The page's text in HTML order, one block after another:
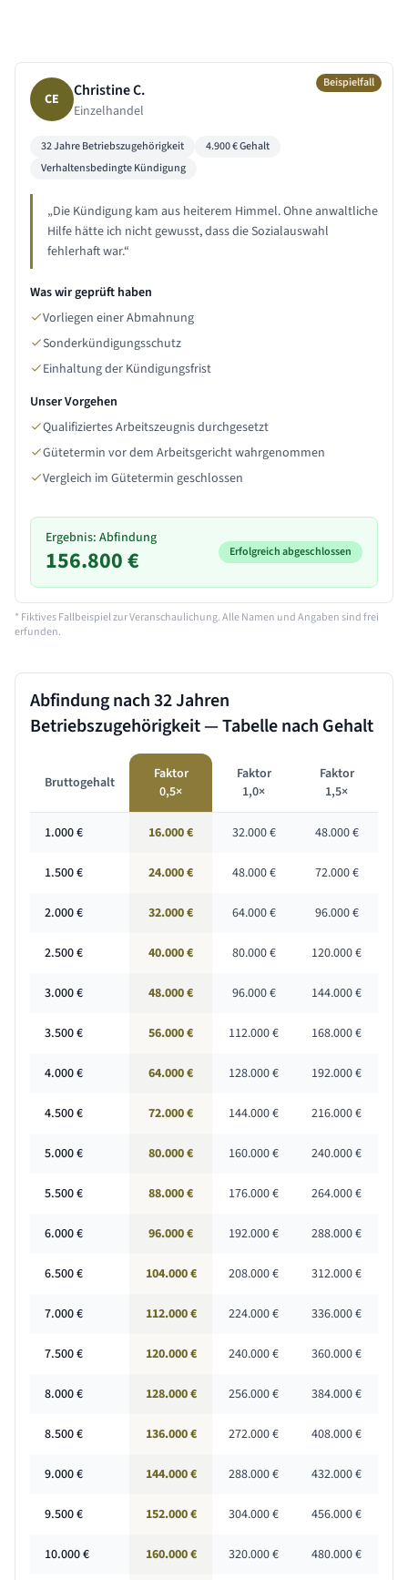
Beispielfall
CE Christine C.
Einzelhandel
32 JahreBetriebszugehörigkeit 4.900€ Gehalt
Verhaltensbedingte Kündigung
„Die Kündigung kam aus heiterem Himmel. Ohne anwaltliche
Hilfe hätte ich nicht gewusst, dass die Sozialauswahl
fehlerhaft war.“
Was wir geprüft haben
Vorliegen einer Abmahnung
Sonderkündigungsschutz
Einhaltung der Kündigungsfrist
Unser Vorgehen
Qualifiziertes Arbeitszeugnis durchgesetzt
Gütetermin vor dem Arbeitsgericht wahrgenommen
Vergleich im Gütetermin geschlossen
Ergebnis: Abfindung
156.800 € Erfolgreich abgeschlossen
* Fiktives Fallbeispiel zur Veranschaulichung. Alle Namen und Angaben sind frei
erfunden.
Abfindung nach32 Jahren
Betriebszugehörigkeit — Tabelle nach Gehalt
Bruttogehalt
Faktor
0,5×
Faktor
1,0×
Faktor
1,5×
1.000€ 16.000 € 32.000 € 48.000 €
1.500€ 24.000 € 48.000 € 72.000 €
2.000€ 32.000 € 64.000 € 96.000 €
2.500€ 40.000 € 80.000 € 120.000 €
3.000€ 48.000 € 96.000 € 144.000 €
3.500€ 56.000 € 112.000 € 168.000 €
4.000€ 64.000 € 128.000 € 192.000 €
4.500€ 72.000 € 144.000 € 216.000 €
5.000€ 80.000 € 160.000 € 240.000 €
5.500€ 88.000 € 176.000 € 264.000 €
6.000€ 96.000 € 192.000 € 288.000 €
6.500€ 104.000 € 208.000 € 312.000 €
7.000€ 112.000 € 224.000 € 336.000 €
7.500€ 120.000 € 240.000 € 360.000 €
8.000€ 128.000 € 256.000 € 384.000 €
8.500€ 136.000 € 272.000 € 408.000 €
9.000€ 144.000 € 288.000 € 432.000 €
9.500€ 152.000 € 304.000 € 456.000 €
10.000€ 160.000 € 320.000 € 480.000 €